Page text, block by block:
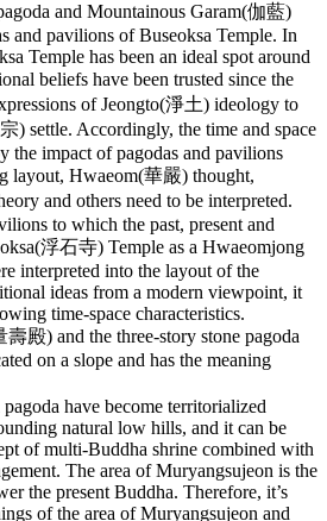
and Mountainous Garam(伽藍)
and pavilions of Buseoksa Temple. In
Temple has been an ideal spot around
beliefs have been trusted since the
of Jeongto(淨土) ideology to
) settle. Accordingly, the time and space
the impact of pagodas and pavilions
layout, Hwaeom(華嚴) thought,
and others need to be interpreted.
to which the past, present and
浮石寺) Temple as a Hwaeomjong
interpreted into the layout of the
ideas from a modern viewpoint, it
time-space characteristics.
殿) and the three-story stone pagoda
on a slope and has the meaning
have become territorialized
natural low hills, and it can be
of multi-Buddha shrine combined with
The area of Muryangsujeon is the
the present Buddha. Therefore, it’s
of the area of Muryangsujeon and